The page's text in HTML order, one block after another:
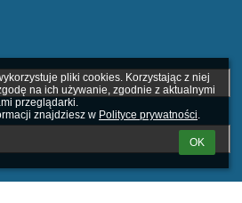
pliki cookies. Korzystając z niej
na ich używanie, zgodnie z aktualnymi
przeglądarki.
znajdziesz w Polityce prywatności.
OK